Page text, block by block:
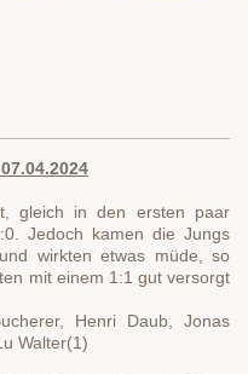
gleich in den ersten paar
Jedoch kamen die Jungs
wirkten etwas müde, so
mit einem 1:1 gut versorgt
Henri Daub, Jonas
Walter(1)